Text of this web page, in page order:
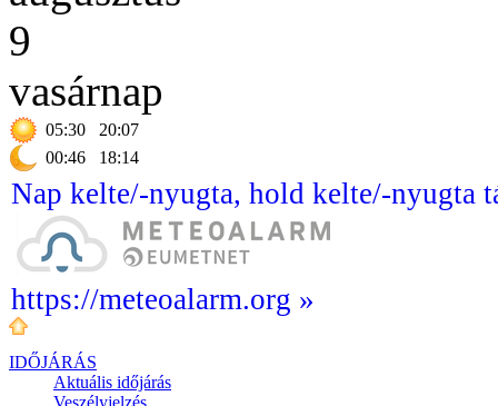
9
vasárnap
05:30
20:07
00:46
18:14
Nap kelte/-nyugta, hold kelte/-nyugta
https://meteoalarm.org »
IDŐJÁRÁS
Aktuális időjárás
Veszélyjelzés